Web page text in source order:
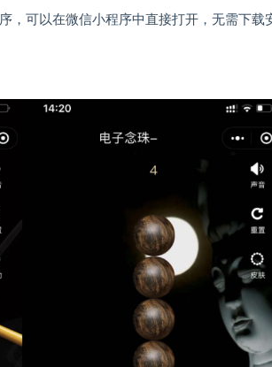
，可以在微信小程序中直接打开，无需下